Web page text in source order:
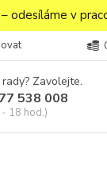
odesíláme v
Zavolejte.
538 008
18 hod.)